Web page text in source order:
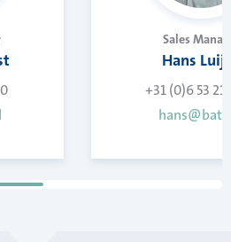
Sales
Hans
+31 (0)6 53